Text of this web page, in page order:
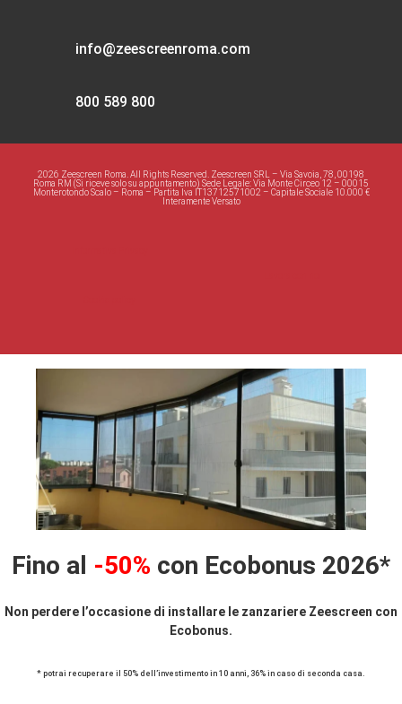
info@zeescreenroma.com
800 589 800
2026 Zeescreen Roma. All Rights Reserved. Zeescreen SRL – Via Savoia, 78, 00198
Roma RM (Si riceve solo su appuntamento) Sede Legale: Via Monte Circeo 12 – 00015
Monterotondo Scalo – Roma – Partita Iva IT13712571002 – Capitale Sociale 10.000 €
Interamente Versato
Fino al -50% con Ecobonus 2026*
Non perdere l’occasione di installare le zanzariere Zeescreen con
Ecobonus.
* potrai recuperare il 50% dell’investimento in 10 anni, 36% in caso di seconda casa.